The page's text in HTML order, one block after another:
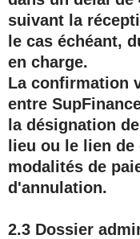
suivant la
le cas échéant,
en charge.
La confirmation
entre
la désignation
lieu ou le lien
modalités de
d'annulation.
2.3 Dossier